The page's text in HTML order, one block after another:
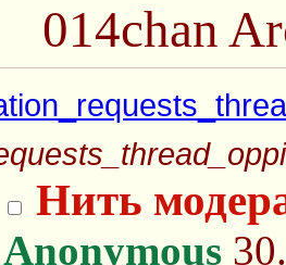
014chan
Нить
Anonymous